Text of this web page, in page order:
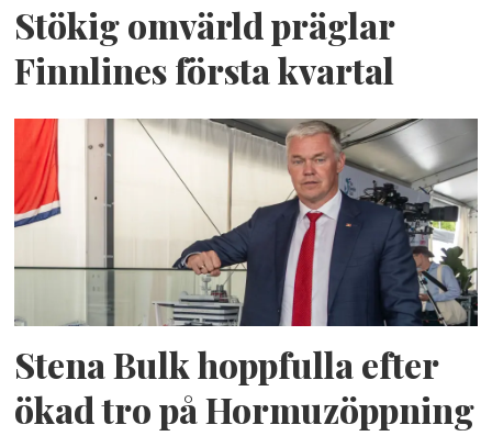
Stökig omvärld präglar
Finnlines första kvartal
Stena Bulk hoppfulla efter
ökad tro på Hormuzöppning